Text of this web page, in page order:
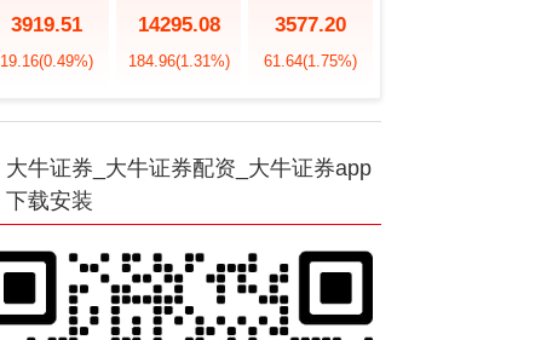
3919.51
19.16(0.49%)
14295.08
184.96(1.31%)
3577.20
61.64(1.75%)
大牛证券_大牛证券配资_大牛证券app
下载安装